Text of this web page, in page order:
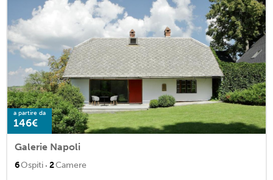
a partire da
146€
Galerie Napoli
6Ospiti · 2Camere